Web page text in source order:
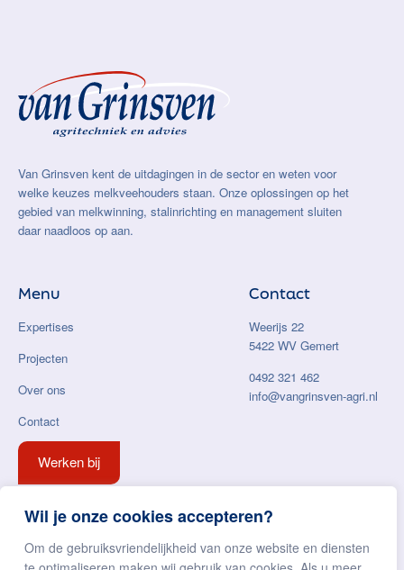
Wil je onze cookies accepteren?
Om de gebruiksvriendelijkheid van onze website en diensten
Van Grinsven kent de uitdagingen in de sector en weten voor
welke keuzes melkveehouders staan. Onze oplossingen op het
gebied van melkwinning, stalinrichting en management sluiten
daar naadloos op aan.
Menu
Expertises
Projecten
Over ons
Contact
Werken bij
Contact
Weerijs 22
5422 WV Gemert
0492 321 462
info@vangrinsven-agri.nl